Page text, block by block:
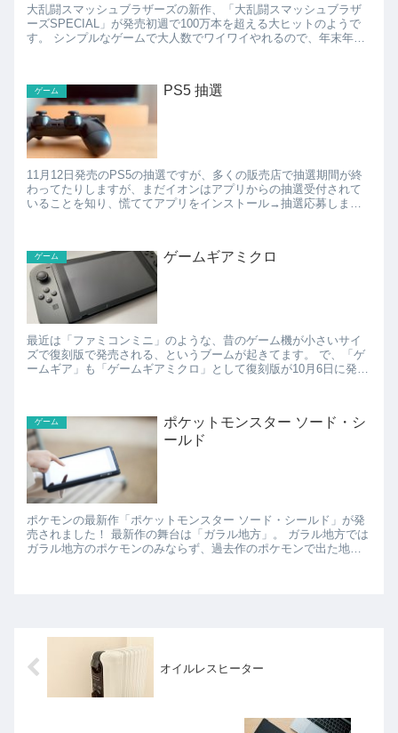
大乱闘スマッシュブラザーズの新作、「大乱闘スマッシュブラザ
ーズSPECIAL」が発売初週で100万本を超える大ヒットのようで
す。 シンプルなゲームで大人数でワイワイやれるので、年末年始
ゲーム PS5 抽選
11月12日発売のPS5の抽選ですが、多くの販売店で抽選期間が終
わってたりしますが、まだイオンはアプリからの抽選受付されて
いることを知り、慌ててアプリをインストール→抽選応募しまし
ゲーム ゲームギアミクロ
最近は「ファミコンミニ」のような、昔のゲーム機が小さいサイ
ズで復刻版で発売される、というブームが起きてます。 で、「ゲ
ームギア」も「ゲームギアミクロ」として復刻版が10月6日に発売
ゲーム
ポケットモンスター ソード・シ
ールド
ポケモンの最新作「ポケットモンスター ソード・シールド」が発
売されました！ 最新作の舞台は「ガラル地方」。 ガラル地方では
ガラル地方のポケモンのみならず、過去作のポケモンで出た地方
オイルレスヒーター